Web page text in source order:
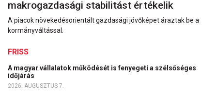
makrogazdasági stabilitást értékelik
A piacok növekedésorientált gazdasági jövőképet áraztak be a
kormányváltással.
FRISS
A magyar vállalatok működését is fenyegeti a szélsőséges
időjárás
2026. AUGUSZTUS 7.